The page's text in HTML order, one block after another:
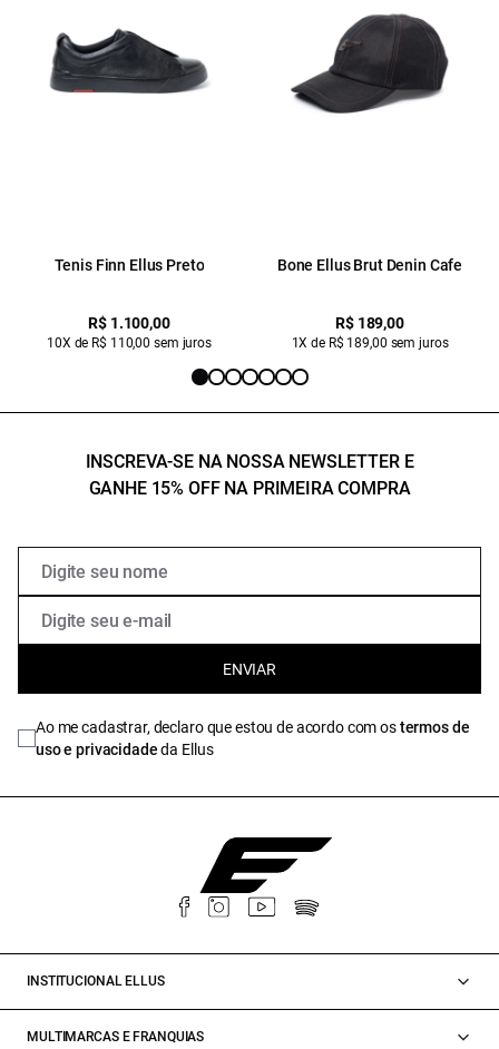
Tenis Finn Ellus Preto
R$ 1.100,00
10X de R$ 110,00 sem juros
Bone Ellus Brut Denin Cafe
R$ 189,00
1X de R$ 189,00 sem juros
INSCREVA-SE NA NOSSA NEWSLETTER E
GANHE 15% OFF NA PRIMEIRA COMPRA
ENVIAR
Ao me cadastrar, declaro que estou de acordo com ostermos de
uso e privacidadeda Ellus
INSTITUCIONAL ELLUS
MULTIMARCAS E FRANQUIAS